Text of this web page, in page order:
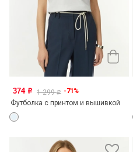
374 o 1 299o -71%
Футболка с принтом и вышивкой